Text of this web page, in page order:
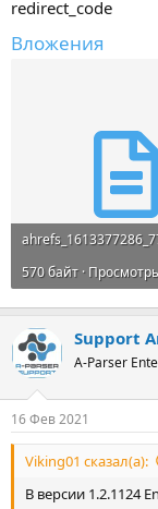
redirect_code
Вложения
570 байт ·
Support
A-Parser
16 Фев 2021
Viking01 сказал(а):
В версии 1.2.1124